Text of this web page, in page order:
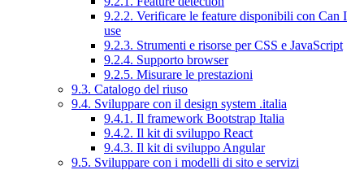
9.2.2. Verificare le feature disponibili con Can I
use
9.2.3. Strumenti e risorse per CSS e JavaScript
9.2.4. Supporto browser
9.2.5. Misurare le prestazioni
9.3. Catalogo del riuso
9.4. Sviluppare con il design system .italia
9.4.1. Il framework Bootstrap Italia
9.4.2. Il kit di sviluppo React
9.4.3. Il kit di sviluppo Angular
9.5. Sviluppare con i modelli di sito e servizi